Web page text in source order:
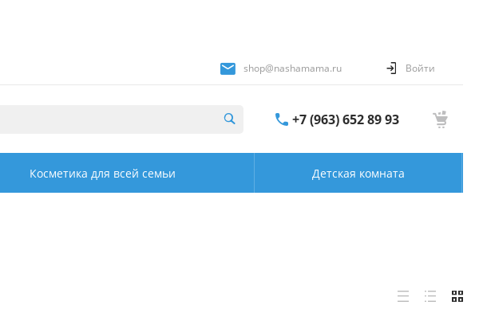
shop@nashamama.ru Войти
+7 (963) 652 89 93
Косметика для всей семьи Детская комната